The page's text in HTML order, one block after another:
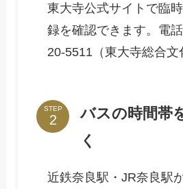
東大寺公式サイトで臨
録を確認できます。電
20-5511（東大寺総合文
STEP
バスの時間帯
く
近鉄奈良駅・JR奈良駅